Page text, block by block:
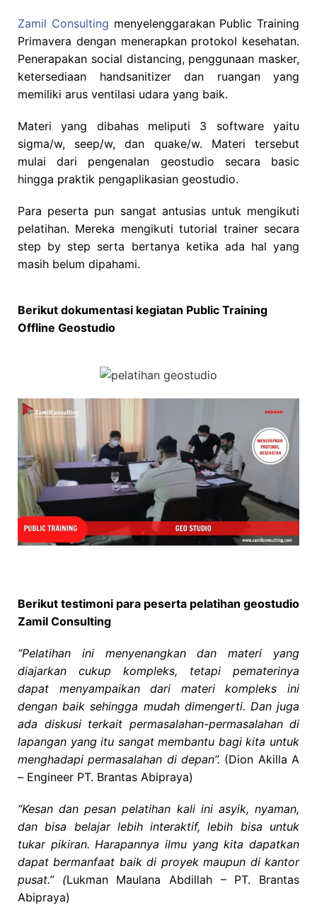
Zamil Consulting menyelenggarakan Public Training
Primavera dengan menerapkan protokol kesehatan.
Penerapakan social distancing, penggunaan masker,
ketersediaan handsanitizer dan ruangan yang
memiliki arus ventilasi udara yang baik.
Materi yang dibahas meliputi 3 software yaitu
sigma/w, seep/w, dan quake/w. Materi tersebut
mulai dari pengenalan geostudio secara basic
hingga praktik pengaplikasian geostudio.
Para peserta pun sangat antusias untuk mengikuti
pelatihan. Mereka mengikuti tutorial trainer secara
step by step serta bertanya ketika ada hal yang
masih belum dipahami.
Berikut dokumentasi kegiatan Public Training
Offline Geostudio
Berikut testimoni para peserta pelatihan geostudio
Zamil Consulting
“Pelatihan ini menyenangkan dan materi yang
diajarkan cukup kompleks, tetapi pematerinya
dapat menyampaikan dari materi kompleks ini
dengan baik sehingga mudah dimengerti. Dan juga
ada diskusi terkait permasalahan-permasalahan di
lapangan yang itu sangat membantu bagi kita untuk
menghadapi permasalahan di depan”. (Dion Akilla A
– Engineer PT. Brantas Abipraya)
“Kesan dan pesan pelatihan kali ini asyik, nyaman,
dan bisa belajar lebih interaktif, lebih bisa untuk
tukar pikiran. Harapannya ilmu yang kita dapatkan
dapat bermanfaat baik di proyek maupun di kantor
pusat.” (Lukman Maulana Abdillah – PT. Brantas
Abipraya)